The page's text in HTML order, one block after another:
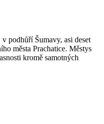
podhůří Šumavy, asi deset
města Prachatice. Městys
kromě samotných